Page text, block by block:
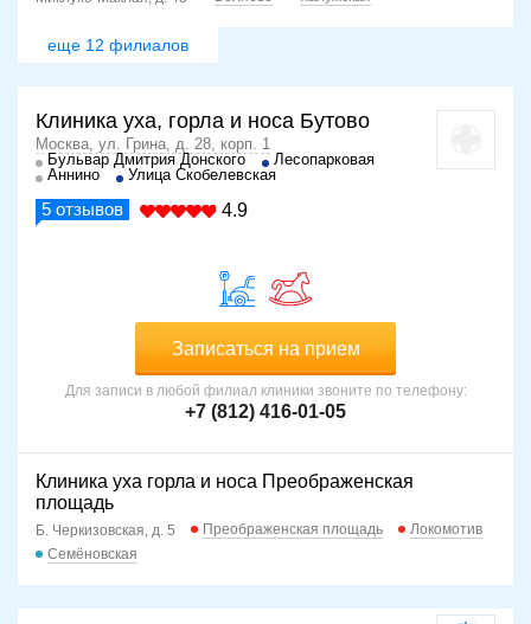
еще 12 филиалов
Клиника уха, горла и носа Бутово
Москва, ул. Грина, д. 28, корп. 1
Бульвар Дмитрия Донского
Лесопарковая
Аннино
Улица Скобелевская
5 отзывов 4.9
Записаться на прием
Для записи в любой филиал клиники звоните по телефону:
+7 (812) 416-01-05
Клиника уха горла и носа Преображенская
площадь
Б. Черкизовская, д. 5 Преображенская площадь
Локомотив
Семёновская